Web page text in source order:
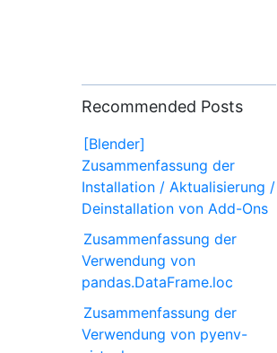
Recommended Posts
[Blender]
Zusammenfassung der
Installation / Aktualisierung /
Deinstallation von Add-Ons
Zusammenfassung der
Verwendung von
pandas.DataFrame.loc
Zusammenfassung der
Verwendung von pyenv-